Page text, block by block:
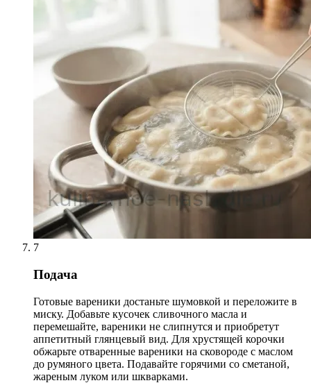
7
Подача
Готовые вареники достаньте шумовкой и переложите в
миску. Добавьте кусочек сливочного масла и
перемешайте, вареники не слипнутся и приобретут
аппетитный глянцевый вид. Для хрустящей корочки
обжарьте отваренные вареники на сковороде с маслом
до румяного цвета. Подавайте горячими со сметаной,
жареным луком или шкварками.